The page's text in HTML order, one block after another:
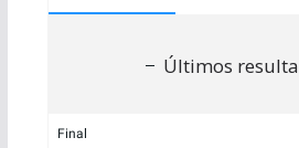
Últimos
Final